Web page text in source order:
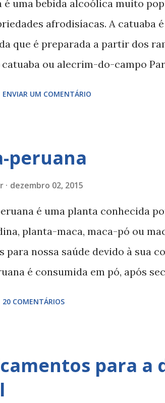
da vagina, para permitir aos
fertilizar. Então não é possível
anal engravida? O casal
é uma bebida alcoólica muito
afrodisíacas. A catuaba
que é preparada a partir dos
ou alecrim-do-campo
catuaba pode ser usada através
à venda). Notas
aconselho o seu consumo
um efeito perverso em nosso
causar dores de cabeça. 3)
em grávidas, jovens com
ENVIAR UM COMENTÁRIO
peruana
dezembro 02, 2015
é uma planta conhecida
planta-maca, maca-pó ou
para nossa saúde devido à sua
é consumida em pó, após
Fontes bibliográficas
disfunçaoerectil
20 COMENTÁRIOS
para a